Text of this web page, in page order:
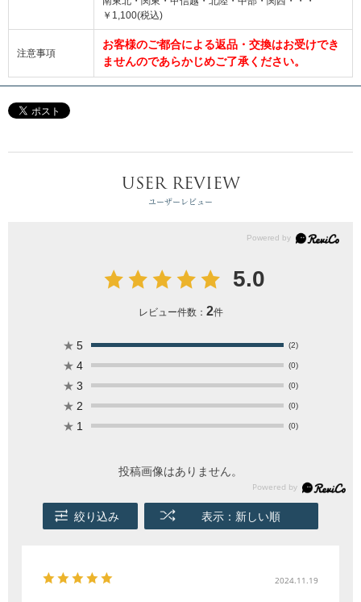
￥1,100(税込)
注意事項
お客様のご都合による返品・交換はお受けでき
ませんのであらかじめご了承ください。
USER REVIEW
ユーザーレビュー
5.0
レビュー件数： 2件
★ 5 (2)
★ 4 (0)
★ 3 (0)
★ 2 (0)
★ 1 (0)
投稿画像はありません。
絞り込み 表示：新しい順
2024.11.19